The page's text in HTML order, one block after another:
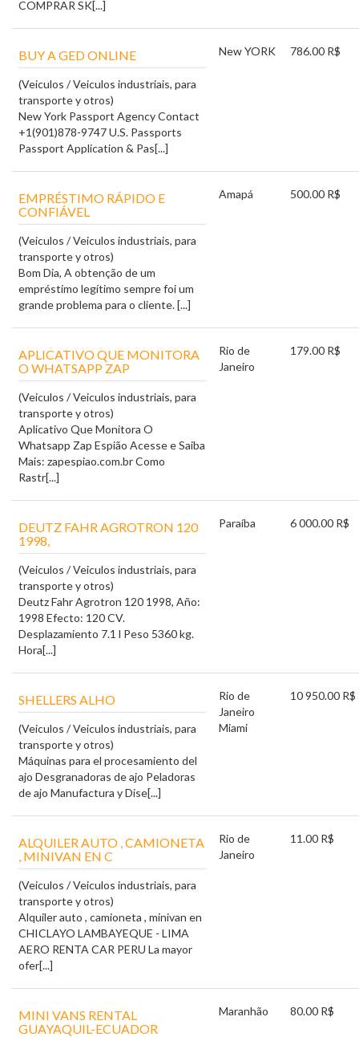
COMPRAR SK[...]
BUY A GED ONLINE
(Veiculos / Veiculos industriais, para
transporte y otros)
New York Passport Agency Contact
+1(901)878-9747 U.S. Passports
Passport Application & Pas[...]
New YORK 786.00 R$
EMPRÉSTIMO RÁPIDO E
CONFIÁVEL
(Veiculos / Veiculos industriais, para
transporte y otros)
Bom Dia, A obtenção de um
empréstimo legítimo sempre foi um
grande problema para o cliente. [...]
Amapá 500.00 R$
APLICATIVO QUE MONITORA
O WHATSAPP ZAP
(Veiculos / Veiculos industriais, para
transporte y otros)
Aplicativo Que Monitora O
Whatsapp Zap Espião Acesse e Saiba
Mais: zapespiao.com.br Como
Rastr[...]
Rio de
Janeiro
179.00 R$
DEUTZ FAHR AGROTRON 120
1998,
(Veiculos / Veiculos industriais, para
transporte y otros)
Deutz Fahr Agrotron 120 1998, Año:
1998 Efecto: 120 CV.
Desplazamiento 7.1 l Peso 5360 kg.
Hora[...]
Paraíba 6 000.00 R$
SHELLERS ALHO
(Veiculos / Veiculos industriais, para
transporte y otros)
Máquinas para el procesamiento del
ajo Desgranadoras de ajo Peladoras
de ajo Manufactura y Dise[...]
Rio de
Janeiro
Miami
10 950.00 R$
ALQUILER AUTO , CAMIONETA
, MINIVAN EN C
(Veiculos / Veiculos industriais, para
transporte y otros)
Alquiler auto , camioneta , minivan en
CHICLAYO LAMBAYEQUE - LIMA
AERO RENTA CAR PERU La mayor
ofer[...]
Rio de
Janeiro
11.00 R$
MINI VANS RENTAL
GUAYAQUIL-ECUADOR
Maranhão 80.00 R$